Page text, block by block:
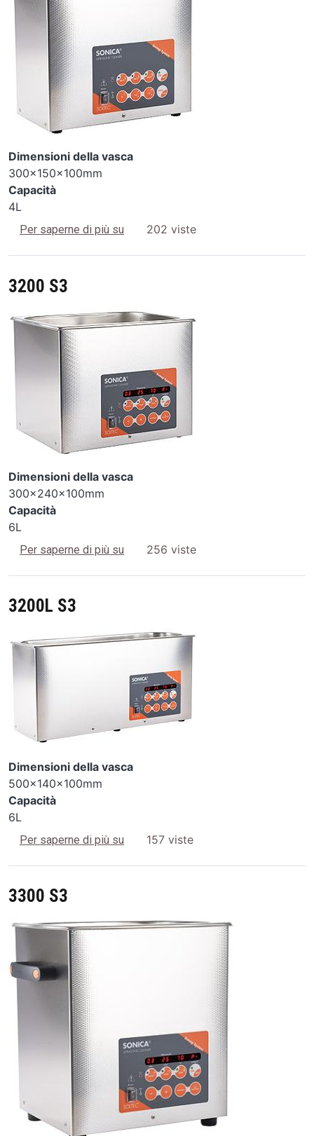
Dimensioni della vasca
300x150x100mm
Capacità
4L
Per saperne di più su 2400 S3202 viste
3200 S3
Image
Dimensioni della vasca
300x240x100mm
Capacità
6L
Per saperne di più su 3200 S3256 viste
3200L S3
Image
Dimensioni della vasca
500x140x100mm
Capacità
6L
Per saperne di più su 3200L S3
157 viste
3300 S3
Image